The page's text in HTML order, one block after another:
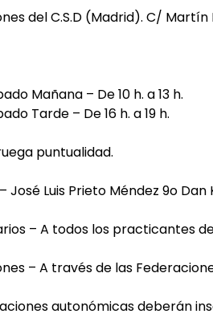
del C.S.D (Madrid). C/
Mañana – De 10 h. a 13 h.
Tarde – De 16 h. a 19 h.
puntualidad.
José Luis Prieto Méndez 9o
– A todos los practicantes
– A través de las
autonómicas deberán